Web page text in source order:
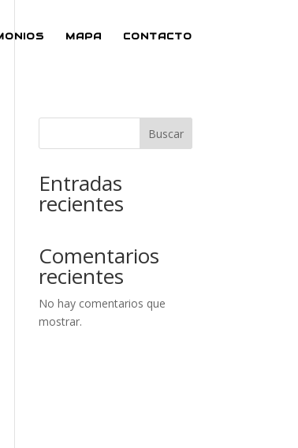
MAPA CONTACTO
Buscar
Entradas
recientes
Comentarios
recientes
No hay comentarios que
mostrar.